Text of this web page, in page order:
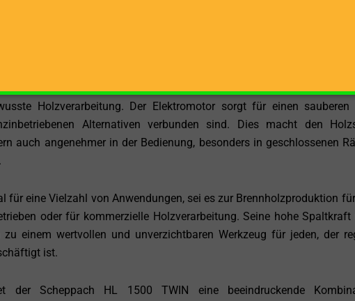
und effektiv zu arbeiten, ohne lange Einarbeitungszeiten. So
und müssen sich nicht mit komplizierten Einstellungen
einem idealen Werkzeug für sowohl erfahrene als auch unerfahrene
Leistung und Benutzerfreundlichkeit ist der HL 1500 TWIN
Holzverarbeitung. Der Elektromotor sorgt für einen
Alternativen verbunden sind. Dies macht den
auch angenehmer in der Bedienung, besonders in geschlossenen
für eine Vielzahl von Anwendungen, sei es zur Brennholzproduktion
oder für kommerzielle Holzverarbeitung. Seine hohe
einem wertvollen und unverzichtbaren Werkzeug für jeden, der
ist.
der Scheppach HL 1500 TWIN eine beeindruckende